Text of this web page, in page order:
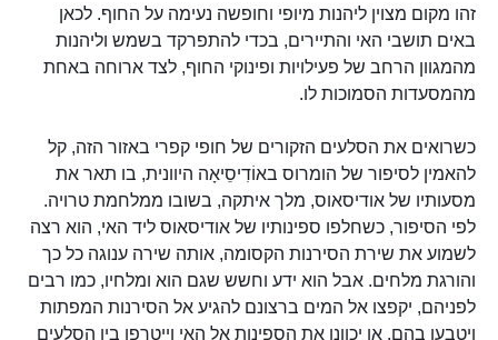
זהו מקום מצוין ליהנות מיופי וחופשה נעימה על החוף. לכאן
באים תושבי האי והתיירים, בכדי להתפרקד בשמש וליהנות
מהמגוון הרחב של פעילויות ופינוקי החוף, לצד ארוחה באחת
מהמסעדות הסמוכות לו.
כשרואים את הסלעים הזקורים של חופי קפרי באזור הזה, קל
להאמין לסיפור של הומרוס באוֹדִיסֵיאָה היוונית, בו תאר את
מסעותיו של אודיסאוס, מלך איתקה, בשובו ממלחמת טרויה.
לפי הסיפור, כשחלפו ספינותיו של אודיסאוס ליד האי, הוא רצה
לשמוע את שירת הסירנות הקסומה, אותה שירה ענוגה כל כך
והורגת מלחים. אבל הוא ידע וחשש שגם הוא ומלחיו, כמו רבים
לפניהם, יקפצו אל המים ברצונם להגיע אל הסירנות המפתות
ויטבעו בהם, או יכוונו את הספינות אל האי וייטרפו בין הסלעים